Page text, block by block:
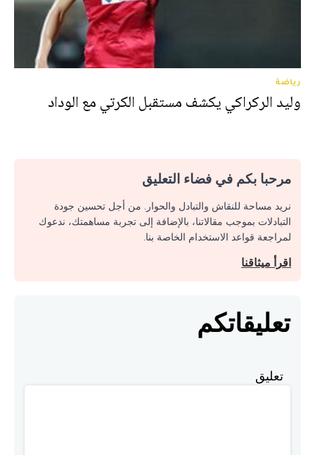
رياضة
وليد الركراكي يكشف مستقبل الكرتي مع الوداد
مرحبا بكم في فضاء التعليق
نريد مساحة للنقاش والتبادل والحوار. من أجل تحسين جودة
التبادلات بموجب مقالاتنا، بالإضافة إلى تجربة مساهمتك، ندعوك
لمراجعة قواعد الاستخدام الخاصة بنا.
اقرأ ميثاقنا
تعليقاتكم
تعليق